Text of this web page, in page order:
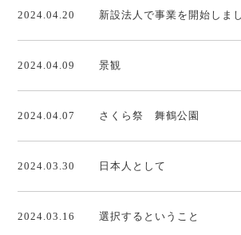
2024.04.20 新設法人で事業を開始しま
2024.04.09 景観
2024.04.07 さくら祭 舞鶴公園
2024.03.30 日本人として
2024.03.16 選択するということ